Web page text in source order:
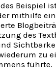
Beispiel
mithilfe
des
zu
führte.